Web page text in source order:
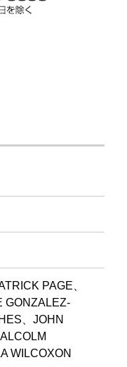
PAGE、
GONZALEZ-
、JOHN
WILCOXON